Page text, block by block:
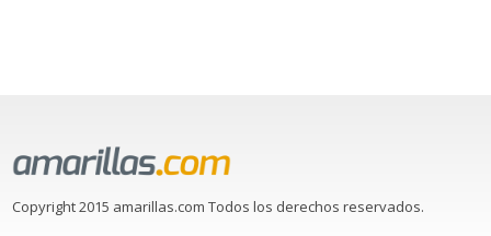
Copyright 2015 amarillas.com Todos los derechos reservados.